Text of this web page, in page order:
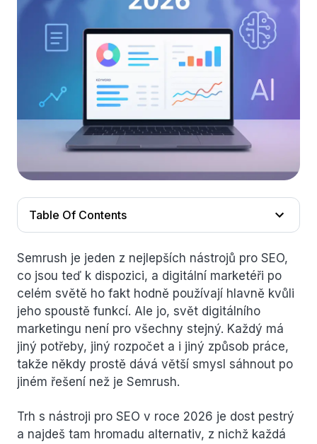
Table Of Contents
Semrush je jeden z nejlepších nástrojů pro SEO,
co jsou teď k dispozici, a digitální marketéři po
celém světě ho fakt hodně používají hlavně kvůli
jeho spoustě funkcí. Ale jo, svět digitálního
marketingu není pro všechny stejný. Každý má
jiný potřeby, jiný rozpočet a i jiný způsob práce,
takže někdy prostě dává větší smysl sáhnout po
jiném řešení než je Semrush.
Trh s nástroji pro SEO v roce 2026 je dost pestrý
a najdeš tam hromadu alternativ, z nichž každá